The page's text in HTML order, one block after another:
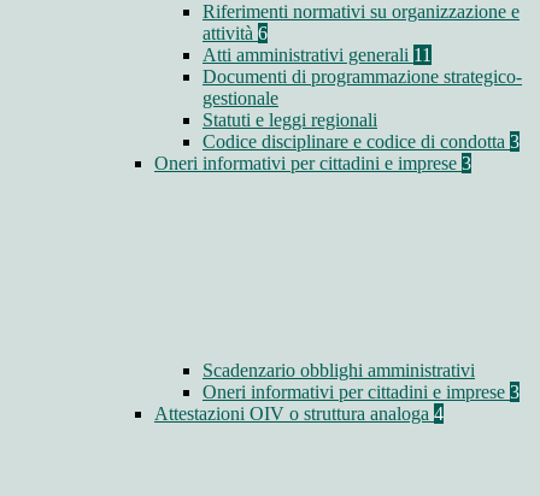
Riferimenti normativi su organizzazione e
attività 6
Atti amministrativi generali 11
Documenti di programmazione strategico-
gestionale
Statuti e leggi regionali
Codice disciplinare e codice di condotta 3
Oneri informativi per cittadini e imprese 3
Scadenzario obblighi amministrativi
Oneri informativi per cittadini e imprese 3
Attestazioni OIV o struttura analoga 4